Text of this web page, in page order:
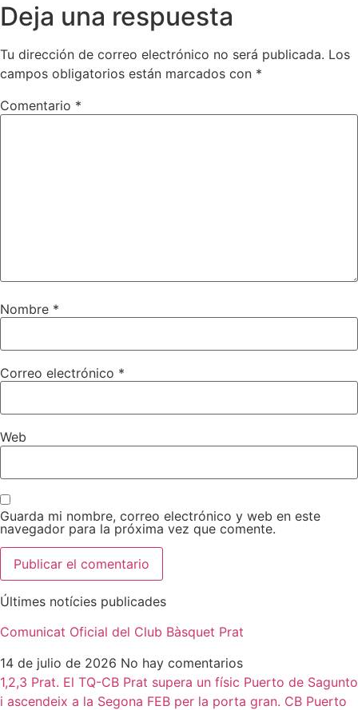
Deja una respuesta
Tu dirección de correo electrónico no será publicada. Los
campos obligatorios están marcados con *
Comentario *
Nombre *
Correo electrónico *
Web
Guarda mi nombre, correo electrónico y web en este
navegador para la próxima vez que comente.
Últimes notícies publicades
Comunicat Oficial del Club Bàsquet Prat
14 de julio de 2026 No hay comentarios
1,2,3 Prat. El TQ-CB Prat supera un físic Puerto de Sagunto
i ascendeix a la Segona FEB per la porta gran. CB Puerto